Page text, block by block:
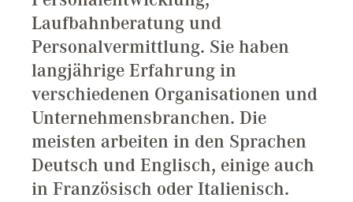
Laufbahnberatung und
Personalvermittlung. Sie haben
langjährige Erfahrung in
verschiedenen Organisationen und
Unternehmensbranchen. Die
meisten arbeiten in den Sprachen
Deutsch und Englisch, einige auch
in Französisch oder Italienisch.